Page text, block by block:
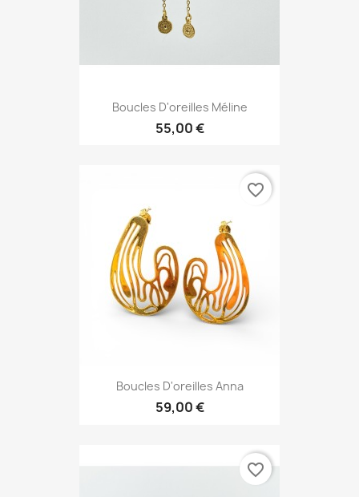
Boucles D'oreilles Méline
55,00 €
Boucles D'oreilles Anna
59,00 €
favorite_border
favorite_border